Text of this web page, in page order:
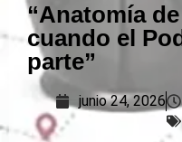
“Anatomía
cuando el
parte”
junio 24, 2026